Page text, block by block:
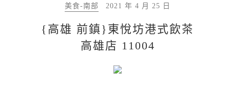
美食-南部 2021 年 4 月 25 日
{高雄 前鎮}東悅坊港式飲茶
高雄店 11004